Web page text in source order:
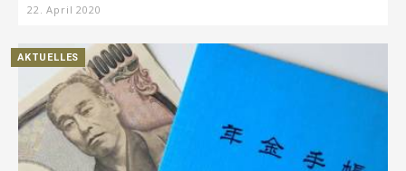
22. April 2020
AKTUELLES